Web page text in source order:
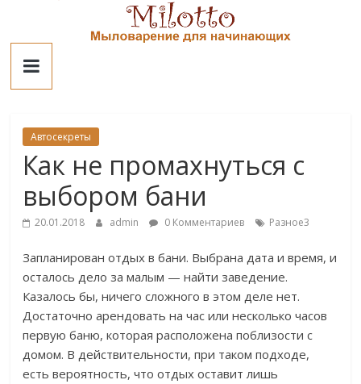
contentМилотто
Автосекреты
Как не промахнуться с
выбором бани
20.01.2018 admin 0 Комментариев Разное3
Запланирован отдых в бани. Выбрана дата и время, и
осталось дело за малым — найти заведение.
Казалось бы, ничего сложного в этом деле нет.
Достаточно арендовать на час или несколько часов
первую баню, которая расположена поблизости с
домом. В действительности, при таком подходе,
есть вероятность, что отдых оставит лишь